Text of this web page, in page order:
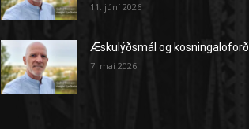
11. júní 2026
Æskulýðsmál og kosningaloforð
7. maí 2026